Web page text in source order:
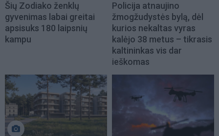
Šių Zodiako ženklų
gyvenimas labai greitai
apsisuks 180 laipsnių
kampu
Policija atnaujino
žmogžudystės bylą, dėl
kurios nekaltas vyras
kalėjo 38 metus – tikrasis
kaltininkas vis dar
ieškomas